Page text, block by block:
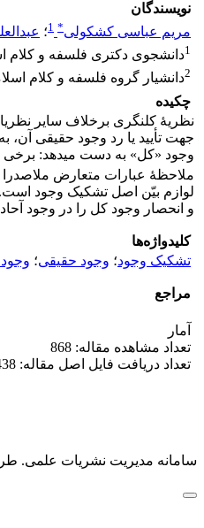
نویسندگان
مریم عباسی کشکولی*
1؛
1دانشجوی دکتری فلسفه و کلام
2دانشیار گروه فلسفه و کلام
چکیده
نظریۀ کل­نگری برخلاف سایر
جهت تأیید یا رد وجود حقیقی
وجود «کل» به دست میدهد: برخی
ملاحظۀ عبارات متعارض
لوازم بیّن اصل تشکیک وجود
و انحصار وجود کل را در وجود
کلیدواژه‌ها
تشکیک وجود؛ وجود حقیقی؛
مراجع
آمار
تعداد مشاهده مقاله: 868
تعداد دریافت فایل اصل مقاله: 438
سامانه مدیریت نشریات علمی.